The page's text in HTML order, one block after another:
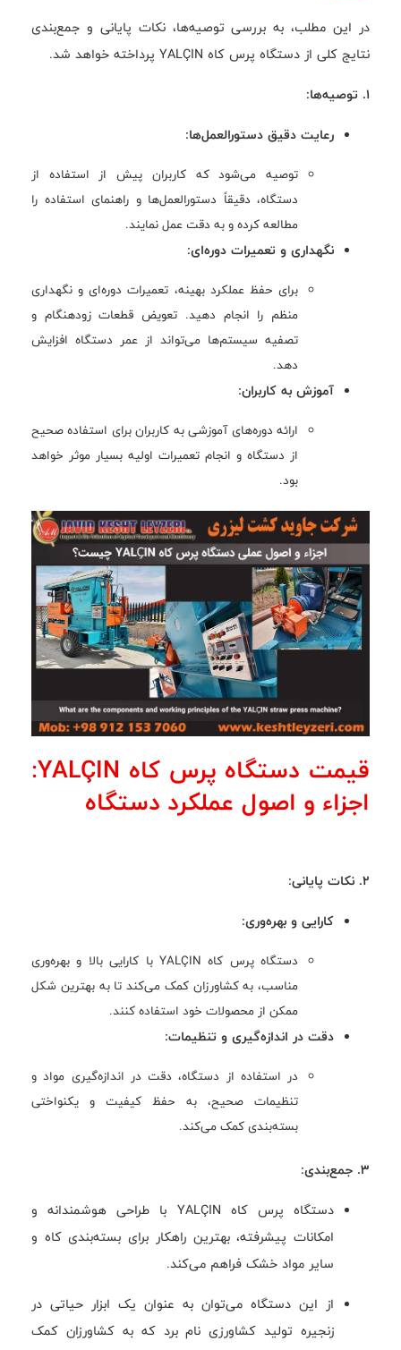
در این مطلب، به بررسی توصیه‌ها، نکات پایانی و جمع‌بندی
نتایج کلی از دستگاه پرس کاه YALÇIN پرداخته خواهد شد.
1. توصیه‌ها:
رعایت دقیق دستورالعمل‌ها:
توصیه می‌شود که کاربران پیش از استفاده از
دستگاه، دقیقاً دستورالعمل‌ها و راهنمای استفاده را
مطالعه کرده و به دقت عمل نمایند.
نگهداری و تعمیرات دوره‌ای:
برای حفظ عملکرد بهینه، تعمیرات دوره‌ای و نگهداری
منظم را انجام دهید. تعویض قطعات زودهنگام و
تصفیه سیستم‌ها می‌تواند از عمر دستگاه افزایش
دهد.
آموزش به کاربران:
ارائه دوره‌های آموزشی به کاربران برای استفاده صحیح
از دستگاه و انجام تعمیرات اولیه بسیار موثر خواهد
بود.
قیمت دستگاه پرس کاه YALÇIN:
اجزاء و اصول عملکرد دستگاه
2. نکات پایانی:
کارایی و بهره‌وری:
دستگاه پرس کاه YALÇIN با کارایی بالا و بهره‌وری
مناسب، به کشاورزان کمک می‌کند تا به بهترین شکل
ممکن از محصولات خود استفاده کنند.
دقت در اندازه‌گیری و تنظیمات:
در استفاده از دستگاه، دقت در اندازه‌گیری مواد و
تنظیمات صحیح، به حفظ کیفیت و یکنواختی
بسته‌بندی کمک می‌کند.
3. جمع‌بندی:
دستگاه پرس کاه YALÇIN با طراحی هوشمندانه و
امکانات پیشرفته، بهترین راهکار برای بسته‌بندی کاه و
سایر مواد خشک فراهم می‌کند.
از این دستگاه می‌توان به عنوان یک ابزار حیاتی در
زنجیره تولید کشاورزی نام برد که به کشاورزان کمک